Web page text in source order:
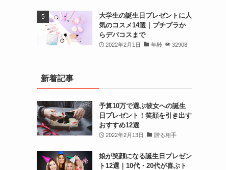
大学生の誕生日プレゼントに人
気のコスメ14選｜プチプラか
らデパコスまで
2022年2月1日 年齢 32908
新着記事
予算10万で選ぶ彼女への誕生
日プレゼント！笑顔を引き出す
おすすめ12選
2022年2月13日 贈る相手
娘が笑顔になる誕生日プレゼン
ト12選｜10代・20代が喜ぶト